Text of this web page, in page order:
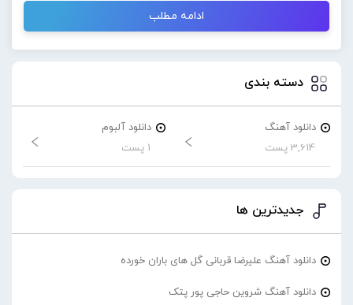
ادامه مطلب
دسته بندی
دانلود آهنگ
3,614 پست
دانلود آلبوم
1 پست
جدیدترین ها
دانلود آهنگ علیرضا قربانی گل های باران خورده
دانلود آهنگ شروین حاجی پور پتک